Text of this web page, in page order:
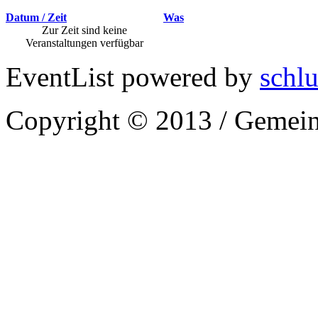
Datum / Zeit
Was
Zur Zeit sind keine
Veranstaltungen verfügbar
EventList powered by
Copyright © 2013 /